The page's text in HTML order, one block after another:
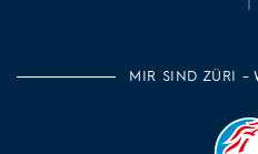
MIR SIND ZÜRI –